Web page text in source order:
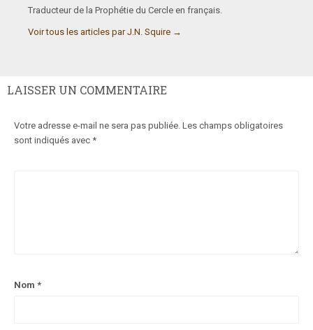
Traducteur de la Prophétie du Cercle en français.
Voir tous les articles par J.N. Squire →
LAISSER UN COMMENTAIRE
Votre adresse e-mail ne sera pas publiée. Les champs obligatoires
sont indiqués avec *
Nom *